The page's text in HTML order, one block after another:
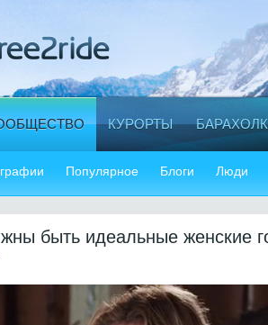
КУРОРТЫ
Популярное Блоги Люди
быть идеальные женские